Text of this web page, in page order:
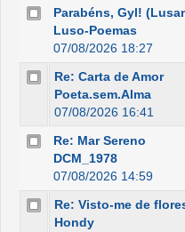
Parabéns, Gyl!
Luso-Poemas
07/08/2026 18:27
Re: Carta de Amor
Poeta.sem.Alma
07/08/2026 16:41
Re: Mar Sereno
DCM_1978
07/08/2026 14:59
Re: Visto-me de
Hondy